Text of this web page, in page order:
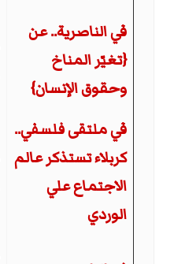
في الناصرية.. عن
{تغيّر المناخ
وحقوق الإنسان}
في ملتقى فلسفي..
كربلاء تستذكر عالم
الاجتماع علي
الوردي